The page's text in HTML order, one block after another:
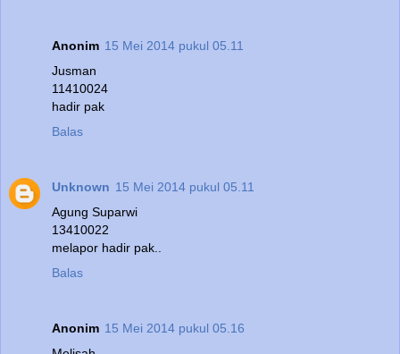
Anonim 15 Mei 2014 pukul 05.11
Jusman
11410024
hadir pak
Balas
Unknown 15 Mei 2014 pukul 05.11
Agung Suparwi
13410022
melapor hadir pak..
Balas
Anonim 15 Mei 2014 pukul 05.16